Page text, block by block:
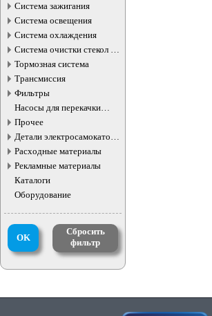
Система зажигания
Система освещения
Система охлаждения
Система очистки стекол и
фар
Тормозная система
Трансмиссия
Фильтры
Насосы для перекачки
жидкостей
Прочее
Детали электросамокатов и
электротранспорта
Расходные материалы
Рекламные материалы
Каталоги
Оборудование
OK
Сбросить
фильтр